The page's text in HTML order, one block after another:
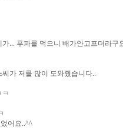
... 푸파를 먹으니 배가안고프더라구
가 저를 많이 도와줬습니다..
ㅋ
어요..^^